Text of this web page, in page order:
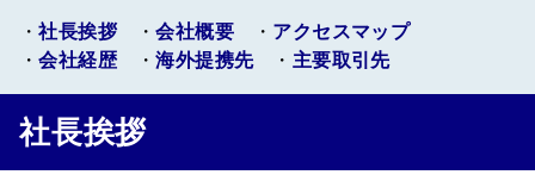
社長挨拶 会社概要
アクセスマップ
会社経歴
海外提携先 主要取引先
社長挨拶